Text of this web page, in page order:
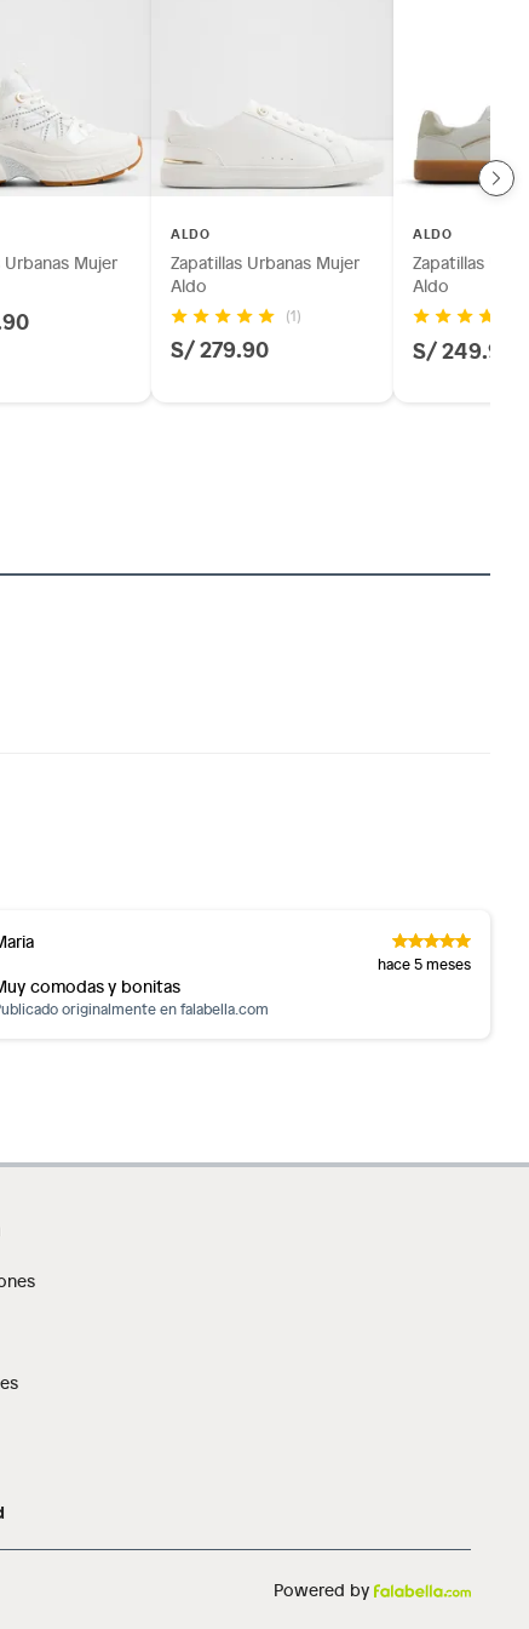
Urbanas Mujer
ALDO
Zapatillas Urbanas Mujer
Aldo
(1)
S/ 279.90
ALDO
Zapatillas
Aldo
S/ 249.90
hace 5 meses
comodas y bonitas
originalmente enfalabella.com
Powered by